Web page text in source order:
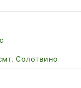
Солотвино